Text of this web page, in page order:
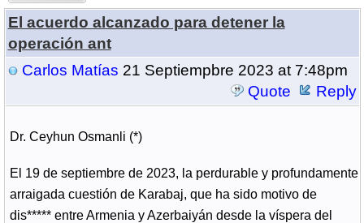
El acuerdo alcanzado para detener la
operación ant
Carlos Matías 21 Septiempbre 2023 at 7:48pm
Quote
Reply
Dr. Ceyhun Osmanli (*)
El 19 de septiembre de 2023, la perdurable y profundamente
arraigada cuestión de Karabaj, que ha sido motivo de
dis***** entre Armenia y Azerbaiyán desde la víspera del